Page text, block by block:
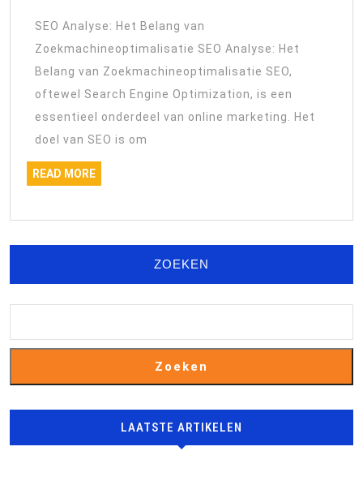
een
Grondige
SEO
Analyse
SEO Analyse: Het Belang van
Zoekmachineoptimalisatie SEO Analyse: Het
Belang van Zoekmachineoptimalisatie SEO,
oftewel Search Engine Optimization, is een
essentieel onderdeel van online marketing. Het
doel van SEO is om
READ MOREREAD
MORE
ZOEKEN
Zoeken
LAATSTE ARTIKELEN